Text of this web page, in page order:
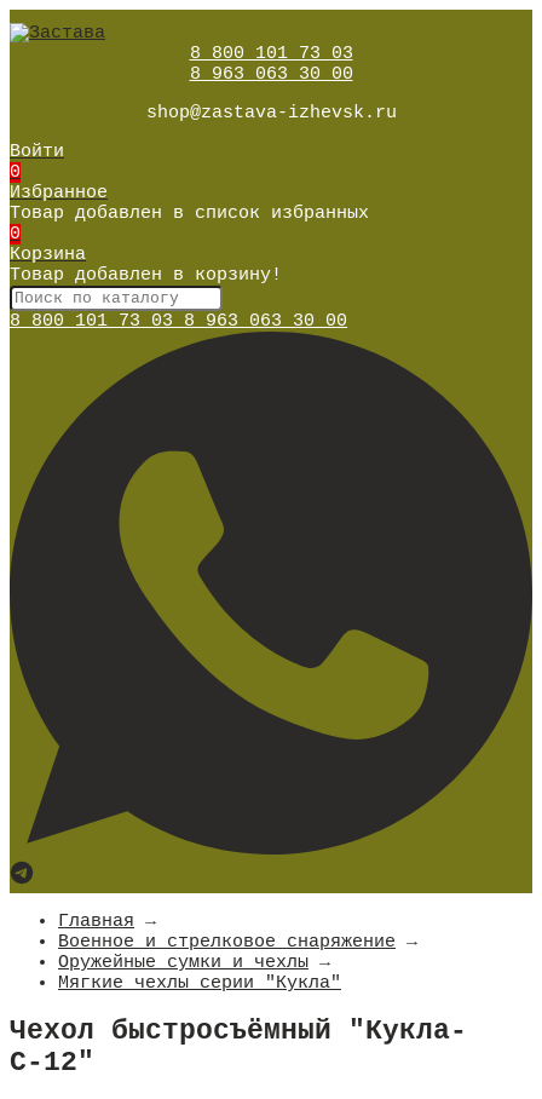
8 800 101 73 03
8 963 063 30 00
shop@zastava-izhevsk.ru
Войти
0
Избранное
Товар добавлен в список избранных
0
Корзина
Товар добавлен в корзину!
8 800 101 73 03 8 963 063 30 00
Главная →
Военное и стрелковое снаряжение →
Оружейные сумки и чехлы →
Мягкие чехлы серии "Кукла"
Чехол быстросъёмный "Кукла-
С-12"